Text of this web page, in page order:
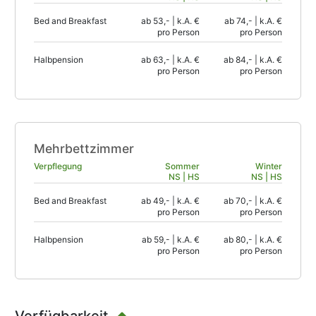
Bed and Breakfast
ab 53,- | k.A. €
pro Person
ab 74,- | k.A. €
pro Person
Halbpension
ab 63,- | k.A. €
pro Person
ab 84,- | k.A. €
pro Person
Mehrbettzimmer
Verpflegung
Sommer
NS | HS
Winter
NS | HS
Bed and Breakfast
ab 49,- | k.A. €
pro Person
ab 70,- | k.A. €
pro Person
Halbpension
ab 59,- | k.A. €
pro Person
ab 80,- | k.A. €
pro Person